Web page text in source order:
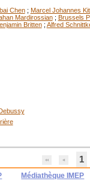
Chen; Marcel Johannes
Mardirossian; Brussels
Britten; Alfred
1
Médiathèque IMEP